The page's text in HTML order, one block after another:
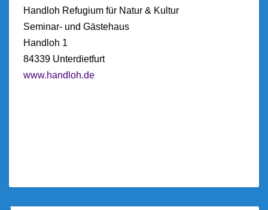
Handloh Refugium für Natur & Kultur
Seminar- und Gästehaus
Handloh 1
84339 Unterdietfurt
www.handloh.de